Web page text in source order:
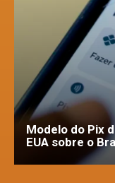
Modelo do Pix
EUA sobre o